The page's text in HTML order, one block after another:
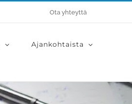
Ota yhteyttä
Ajankohtaista